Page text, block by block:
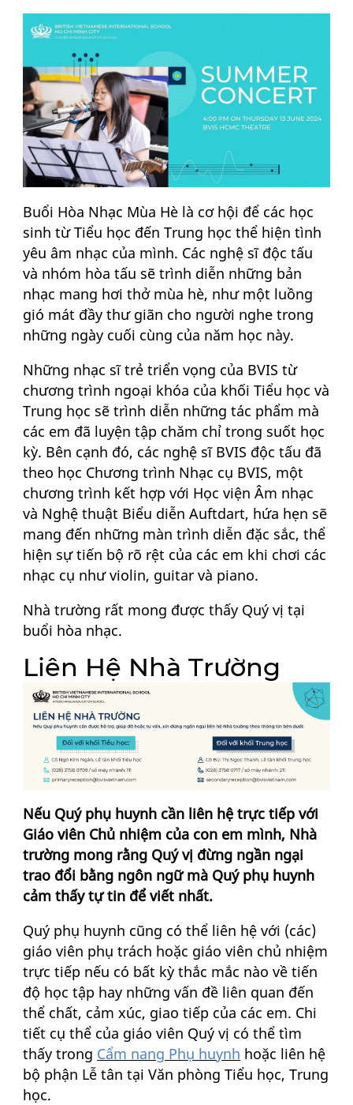
Buổi Hòa Nhạc Mùa Hè là cơ hội để các học
sinh từ Tiểu học đến Trung học thể hiện tình
yêu âm nhạc của mình. Các nghệ sĩ độc tấu
và nhóm hòa tấu sẽ trình diễn những bản
nhạc mang hơi thở mùa hè, như một luồng
gió mát đầy thư giãn cho người nghe trong
những ngày cuối cùng của năm học này.
Những nhạc sĩ trẻ triển vọng của BVIS từ
chương trình ngoại khóa của khối Tiểu học và
Trung học sẽ trình diễn những tác phẩm mà
các em đã luyện tập chăm chỉ trong suốt học
kỳ. Bên cạnh đó, các nghệ sĩ BVIS độc tấu đã
theo học Chương trình Nhạc cụ BVIS, một
chương trình kết hợp với Học viện Âm nhạc
và Nghệ thuật Biểu diễn Auftdart, hứa hẹn sẽ
mang đến những màn trình diễn đặc sắc, thể
hiện sự tiến bộ rõ rệt của các em khi chơi các
nhạc cụ như violin, guitar và piano.
Nhà trường rất mong được thấy Quý vị tại
buổi hòa nhạc.
Liên Hệ Nhà Trường
Nếu Quý phụ huynh cần liên hệ trực tiếp với
Giáo viên Chủ nhiệm của con em mình, Nhà
trường mong rằng Quý vị đừng ngần ngại
trao đổi bằng ngôn ngữ mà Quý phụ huynh
cảm thấy tự tin để viết nhất.
Quý phụ huynh cũng có thể liên hệ với (các)
giáo viên phụ trách hoặc giáo viên chủ nhiệm
trực tiếp nếu có bất kỳ thắc mắc nào về tiến
độ học tập hay những vấn đề liên quan đến
thể chất, cảm xúc, giao tiếp của các em. Chi
tiết cụ thể của giáo viên Quý vị có thể tìm
thấy trong Cẩm nang Phụ huynh hoặc liên hệ
bộ phận Lễ tân tại Văn phòng Tiểu học, Trung
học.